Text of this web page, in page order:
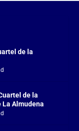
de la
de la
La Almudena